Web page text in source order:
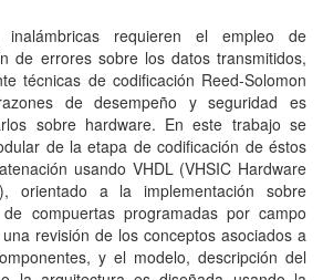
inalámbricas requieren el empleo de
de errores sobre los datos transmitidos,
técnicas de codificación Reed-Solomon
de desempeño y seguridad es
sobre hardware. En este trabajo se
de la etapa de codificación de éstos
usando VHDL (VHSIC Hardware
orientado a la implementación sobre
compuertas programadas por campo
revisión de los conceptos asociados a
y el modelo, descripción del